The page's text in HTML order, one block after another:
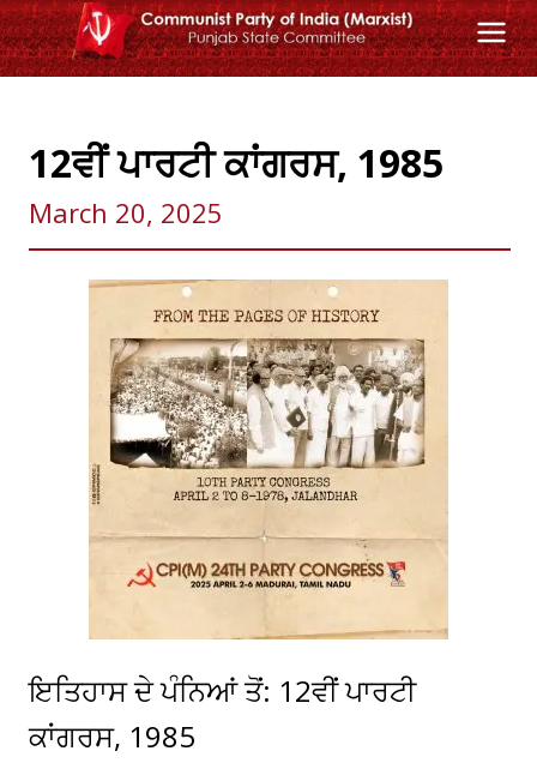
Skip
to
12ਵੀਂ ਪਾਰਟੀ ਕਾਂਗਰਸ, 1985
March 20, 2025
ਇਤਿਹਾਸ ਦੇ ਪੰਨਿਆਂ ਤੋਂ: 12ਵੀਂ ਪਾਰਟੀ
ਕਾਂਗਰਸ, 1985